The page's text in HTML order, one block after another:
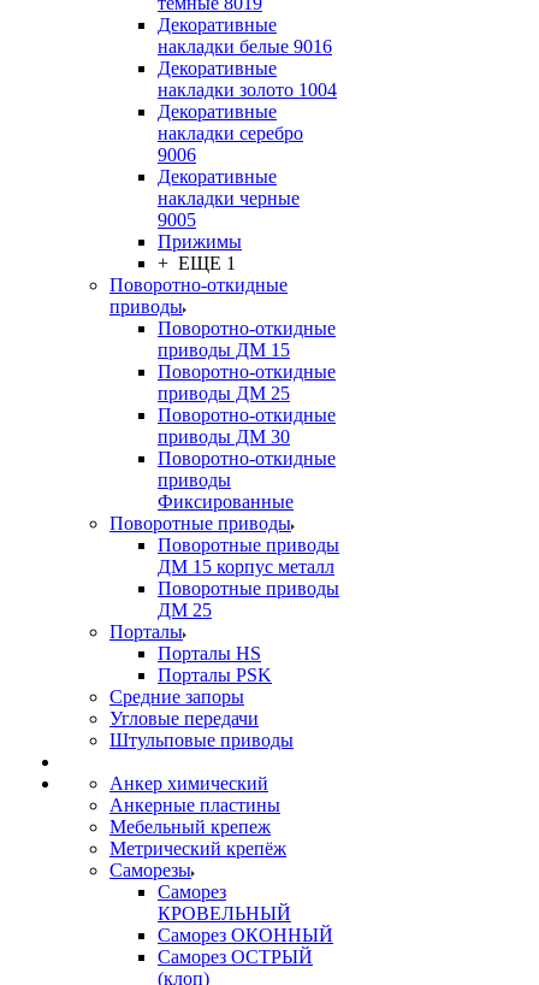
Декоративные
накладки белые 9016
Декоративные
накладки золото 1004
Декоративные
накладки серебро
9006
Декоративные
накладки черные
9005
Прижимы
+ ЕЩЕ 1
Поворотно-откидные
приводы
Поворотно-откидные
приводы ДМ 15
Поворотно-откидные
приводы ДМ 25
Поворотно-откидные
приводы ДМ 30
Поворотно-откидные
приводы
Фиксированные
Поворотные приводы
Поворотные приводы
ДМ 15 корпус металл
Поворотные приводы
ДМ 25
Порталы
Порталы HS
Порталы PSK
Средние запоры
Угловые передачи
Штульповые приводы
Анкер химический
Анкерные пластины
Мебельный крепеж
Метрический крепёж
Саморезы
Саморез
КРОВЕЛЬНЫЙ
Саморез ОКОННЫЙ
Саморез ОСТРЫЙ
(клоп)